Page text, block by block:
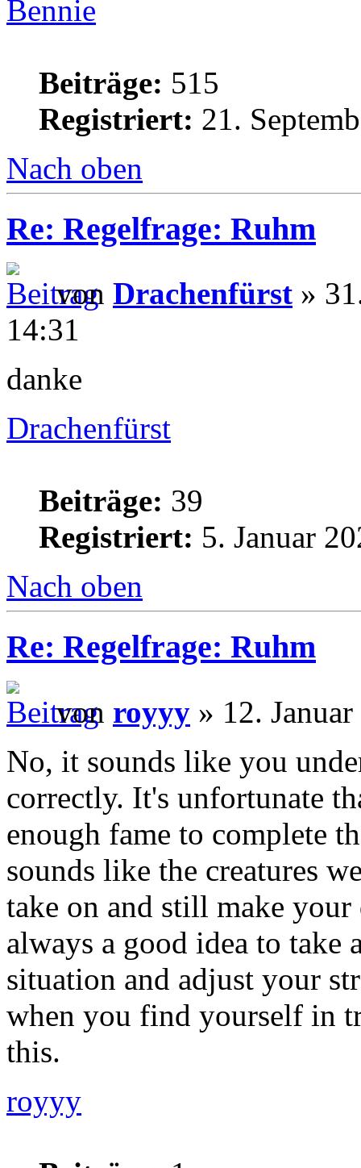
Bennie
Beiträge: 515
Registriert: 21.
Nach oben
Re: Regelfrage: Ruhm
von Drachenfürst »
14:31
danke
Drachenfürst
Beiträge: 39
Registriert: 5. Januar
Nach oben
Re: Regelfrage: Ruhm
von royyy » 12.
No, it sounds like you
correctly. It's unfortunate
enough fame to complete
sounds like the creatures
take on and still make
always a good idea to take
situation and adjust your
when you find yourself in
this.
royyy